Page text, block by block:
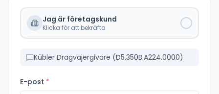
Jag är företagskund
Klicka för att bekräfta
Kübler Dragvajergivare (D5.350B.A224.0000)
E-post *